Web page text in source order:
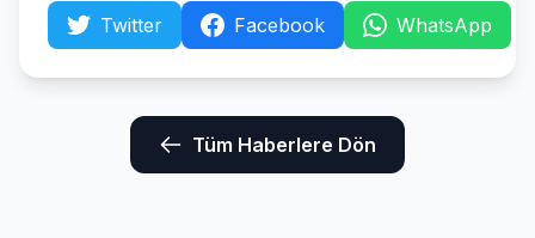
Twitter
Facebook WhatsApp
Tüm Haberlere Dön